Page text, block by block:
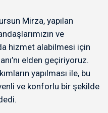
Mirza, yapılan
ve
hizmet alabilmesi için
elden geçiriyoruz.
yapılması ile, bu
ve konforlu bir şekilde